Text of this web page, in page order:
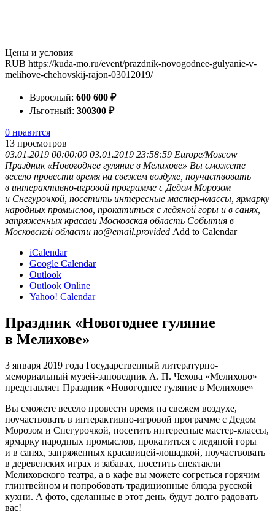
Цены и условия
RUB https://kuda-mo.ru/event/prazdnik-novogodnee-gulyanie-v-
melihove-chehovskij-rajon-03012019/
Взрослый: 600 600 ₽
Льготный: 300300 ₽
0 нравится
13 просмотров
03.01.2019 00:00:00 03.01.2019 23:58:59 Europe/Moscow
Праздник «Новогоднее гуляние в Мелихове» Вы сможете
весело провести время на свежем воздухе, поучаствовать
в интерактивно-игровой программе с Дедом Морозом
и Снегурочкой, посетить интересные мастер-классы, ярмарку
народных промыслов, прокатиться с ледяной горы и в санях,
запряженных красави Московская область События в
Московской области no@email.provided Add to Calendar
iCalendar
Google Calendar
Outlook
Outlook Online
Yahoo! Calendar
Праздник «Новогоднее гуляние
в Мелихове»
3 января 2019 года Государственный литературно-
мемориальный музей-заповедник А. П. Чехова «Мелихово»
представляет Праздник «Новогоднее гуляние в Мелихове»
Вы сможете весело провести время на свежем воздухе,
поучаствовать в интерактивно-игровой программе с Дедом
Морозом и Снегурочкой, посетить интересные мастер-классы,
ярмарку народных промыслов, прокатиться с ледяной горы
и в санях, запряженных красавицей-лошадкой, поучаствовать
в деревенских играх и забавах, посетить спектакли
Мелиховского театра, а в кафе вы можете согреться горячим
глинтвейном и попробовать традиционные блюда русской
кухни. А фото, сделанные в этот день, будут долго радовать
вас!